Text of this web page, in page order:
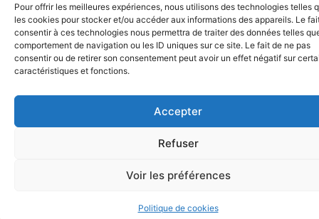
Pour offrir les meilleures expériences, nous utilisons des technologies telles
les cookies pour stocker et/ou accéder aux informations des appareils. Le
consentir à ces technologies nous permettra de traiter des données telles
comportement de navigation ou les ID uniques sur ce site. Le fait de ne pas
consentir ou de retirer son consentement peut avoir un effet négatif sur
caractéristiques et fonctions.
Accepter
Refuser
Voir les préférences
Politique de cookies